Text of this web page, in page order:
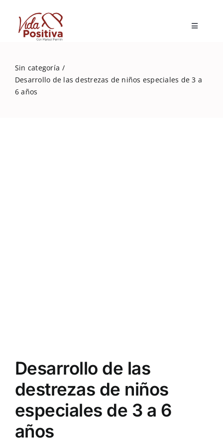
content
Toggle
Blog
Sin categoría
Desarrollo de las destrezas de niños especiales de 3 a
6 años
Desarrollo de las
destrezas de niños
especiales de 3 a 6
años